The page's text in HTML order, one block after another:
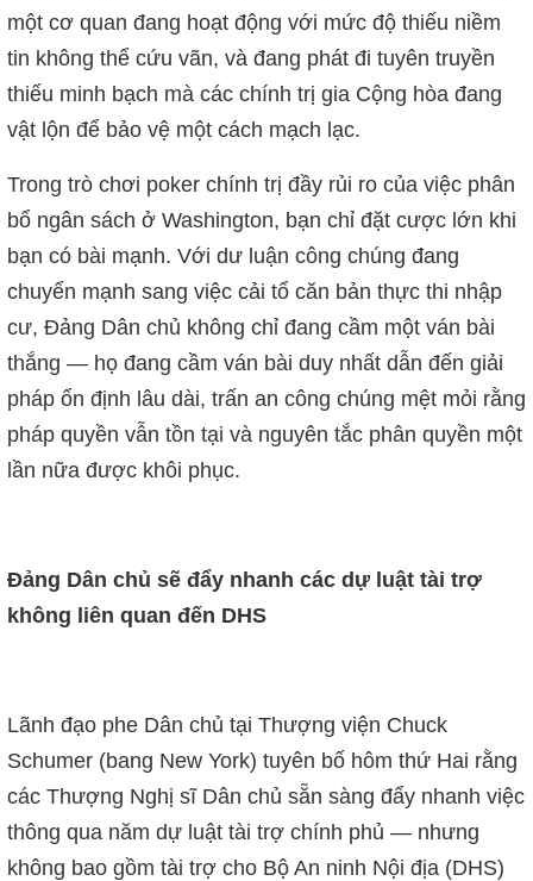
một cơ quan đang hoạt động với mức độ thiếu niềm
tin không thể cứu vãn, và đang phát đi tuyên truyền
thiếu minh bạch mà các chính trị gia Cộng hòa đang
vật lộn để bảo vệ một cách mạch lạc.
Trong trò chơi poker chính trị đầy rủi ro của việc phân
bổ ngân sách ở Washington, bạn chỉ đặt cược lớn khi
bạn có bài mạnh. Với dư luận công chúng đang
chuyển mạnh sang việc cải tổ căn bản thực thi nhập
cư, Đảng Dân chủ không chỉ đang cầm một ván bài
thắng — họ đang cầm ván bài duy nhất dẫn đến giải
pháp ổn định lâu dài, trấn an công chúng mệt mỏi rằng
pháp quyền vẫn tồn tại và nguyên tắc phân quyền một
lần nữa được khôi phục.
Đảng Dân chủ sẽ đẩy nhanh các dự luật tài trợ
không liên quan đến DHS
Lãnh đạo phe Dân chủ tại Thượng viện Chuck
Schumer (bang New York) tuyên bố hôm thứ Hai rằng
các Thượng Nghị sĩ Dân chủ sẵn sàng đẩy nhanh việc
thông qua năm dự luật tài trợ chính phủ — nhưng
không bao gồm tài trợ cho Bộ An ninh Nội địa (DHS)